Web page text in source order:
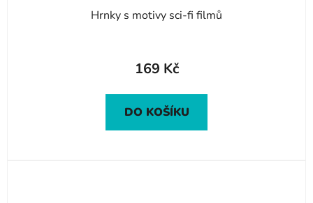
Hrnky s motivy sci-fi filmů
169 Kč
DO KOŠÍKU